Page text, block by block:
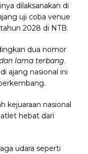
dilaksanakan di
uji coba venue
2028 di NTB.
dua nomor
lama terbang.
ajang nasional ini
kejuaraan nasional
hebat dari
udara seperti